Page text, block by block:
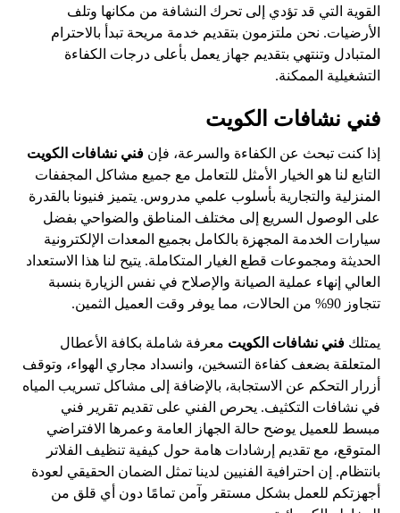
القوية التي قد تؤدي إلى تحرك النشافة من مكانها وتلف
الأرضيات. نحن ملتزمون بتقديم خدمة مريحة تبدأ بالاحترام
المتبادل وتنتهي بتقديم جهاز يعمل بأعلى درجات الكفاءة
التشغيلية الممكنة.
فني نشافات الكويت
إذا كنت تبحث عن الكفاءة والسرعة، فإنفني نشافات الكويت
التابع لنا هو الخيار الأمثل للتعامل مع جميع مشاكل المجففات
المنزلية والتجارية بأسلوب علمي مدروس. يتميز فنيونا بالقدرة
على الوصول السريع إلى مختلف المناطق والضواحي بفضل
سيارات الخدمة المجهزة بالكامل بجميع المعدات الإلكترونية
الحديثة ومجموعات قطع الغيار المتكاملة. يتيح لنا هذا الاستعداد
العالي إنهاء عملية الصيانة والإصلاح في نفس الزيارة بنسبة
تتجاوز 90% من الحالات، مما يوفر وقت العميل الثمين.
يمتلكفني نشافات الكويت معرفة شاملة بكافة الأعطال
المتعلقة بضعف كفاءة التسخين، وانسداد مجاري الهواء، وتوقف
أزرار التحكم عن الاستجابة، بالإضافة إلى مشاكل تسريب المياه
في نشافات التكثيف. يحرص الفني على تقديم تقرير فني
مبسط للعميل يوضح حالة الجهاز العامة وعمرها الافتراضي
المتوقع، مع تقديم إرشادات هامة حول كيفية تنظيف الفلاتر
بانتظام. إن احترافية الفنيين لدينا تمثل الضمان الحقيقي لعودة
أجهزتكم للعمل بشكل مستقر وآمن تمامًا دون أي قلق من